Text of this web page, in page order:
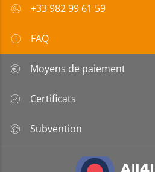
+33 982 99 61 59
FAQ
Moyens de paiement
Certificats
Subvention